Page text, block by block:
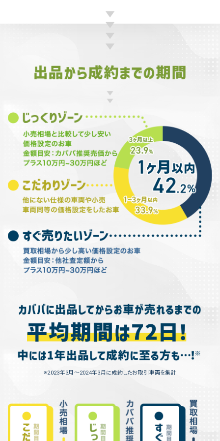
※2023年3月〜2024年3月に成約したお取引車両を集計